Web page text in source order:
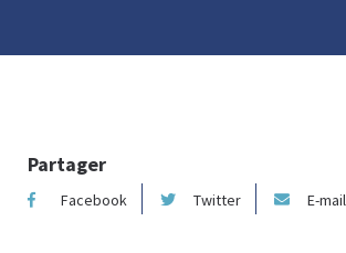
Partager
Facebook Twitter E-mail